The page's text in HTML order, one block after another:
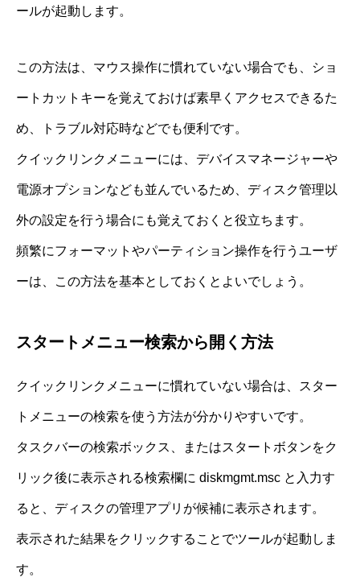
ールが起動します。
この方法は、マウス操作に慣れていない場合でも、ショ
ートカットキーを覚えておけば素早くアクセスできるた
め、トラブル対応時などでも便利です。
クイックリンクメニューには、デバイスマネージャーや
電源オプションなども並んでいるため、ディスク管理以
外の設定を行う場合にも覚えておくと役立ちます。
頻繁にフォーマットやパーティション操作を行うユーザ
ーは、この方法を基本としておくとよいでしょう。
スタートメニュー検索から開く方法
クイックリンクメニューに慣れていない場合は、スター
トメニューの検索を使う方法が分かりやすいです。
タスクバーの検索ボックス、またはスタートボタンをク
リック後に表示される検索欄に diskmgmt.msc と入力す
ると、ディスクの管理アプリが候補に表示されます。
表示された結果をクリックすることでツールが起動しま
す。